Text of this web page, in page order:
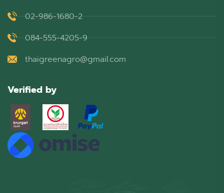
02-986-1680-2
084-555-4205-9
thaigreenagro@gmail.com
Verified by